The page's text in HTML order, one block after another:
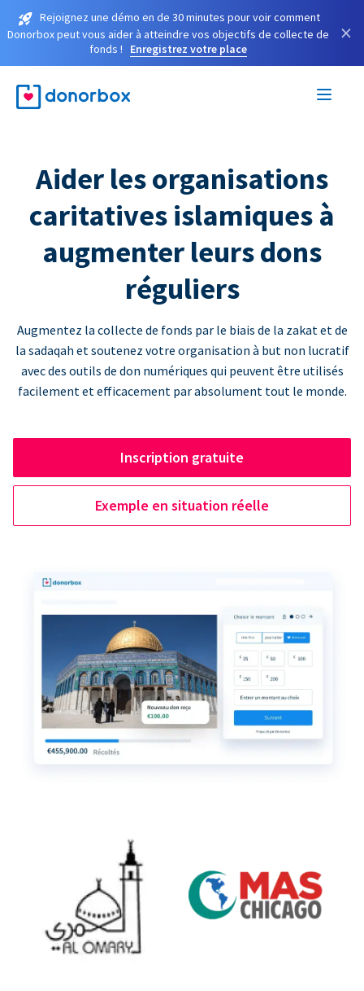
Rejoignez une démo en de 30 minutes pour voir comment
Donorbox peut vous aider à atteindre vos objectifs de collecte de
fonds !
Enregistrez votre place
×
Aider les organisations
caritatives islamiques à
augmenter leurs dons
réguliers
Augmentez la collecte de fonds par le biais de la zakat et de
la sadaqah et soutenez votre organisation à but non lucratif
avec des outils de don numériques qui peuvent être utilisés
facilement et efficacement par absolument tout le monde.
Inscription gratuite
Exemple en situation réelle